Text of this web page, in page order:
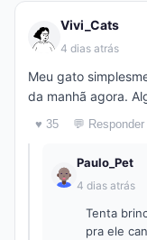
Vivi_Cats
4 dias atrás
Meu gato
da manhã agora.
♥ 35 💬 Responder
Paulo_Pet
4 dias atrás
Tenta
pra ele